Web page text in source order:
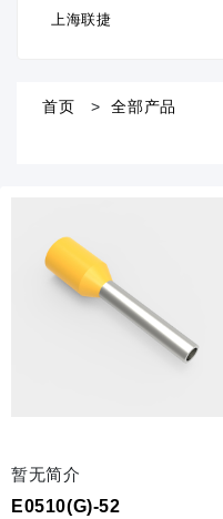
上海联捷
首页 全部产品
暂无简介
E0510(G)-52